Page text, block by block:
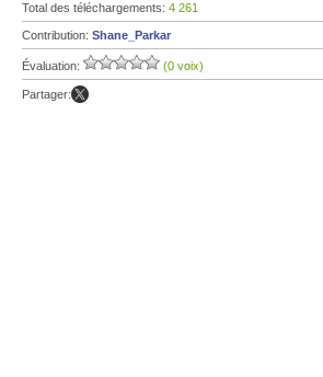
Total des téléchargements: 4 261
Contribution: Shane_Parkar
Évaluation: (0 voix)
Partager: